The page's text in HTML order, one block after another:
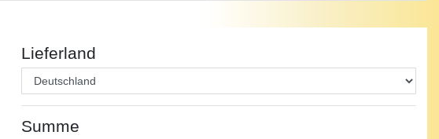
Lieferland
Summe